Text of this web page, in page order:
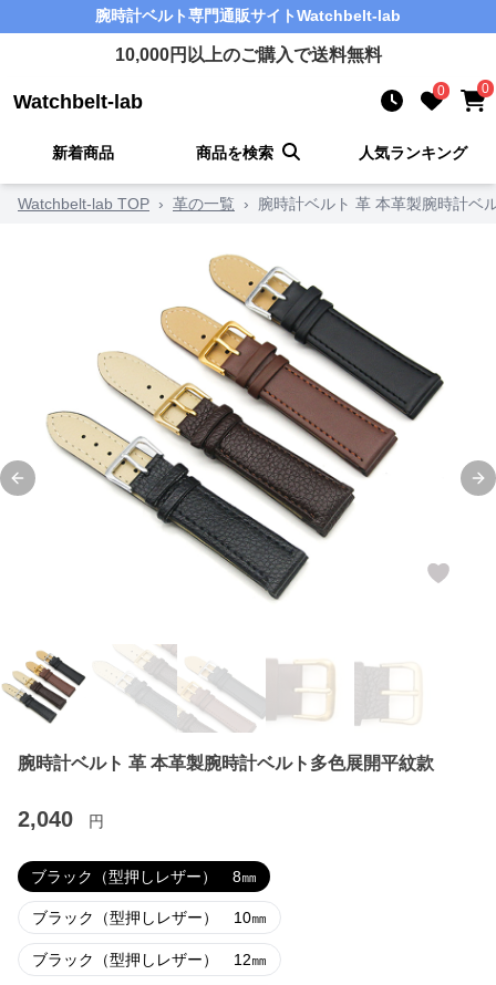
腕時計ベルト専門通販サイトWatchbelt-lab
10,000円以上のご購入で送料無料
Watchbelt-lab 0 0
新着商品 商品を検索 人気ランキング
Watchbelt-lab TOP › 革の一覧 › 腕時計ベルト 革 本革製腕時計ベ
Previous slide
腕時計ベルト 革 本革製腕時計ベルト多色展開平紋款
2,040 円
ブラック（型押しレザー） 8㎜
ブラック（型押しレザー） 10㎜
ブラック（型押しレザー） 12㎜